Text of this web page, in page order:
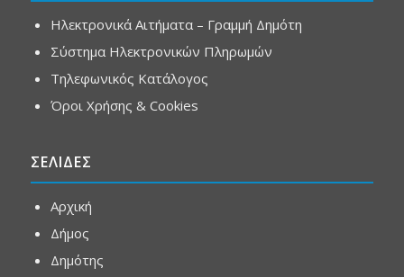
Ηλεκτρονικά Αιτήματα – Γραμμή Δημότη
Σύστημα Ηλεκτρονικών Πληρωμών
Τηλεφωνικός Κατάλογος
Όροι Χρήσης & Cookies
ΣΕΛΙΔΕΣ
Αρχική
Δήμος
Δημότης